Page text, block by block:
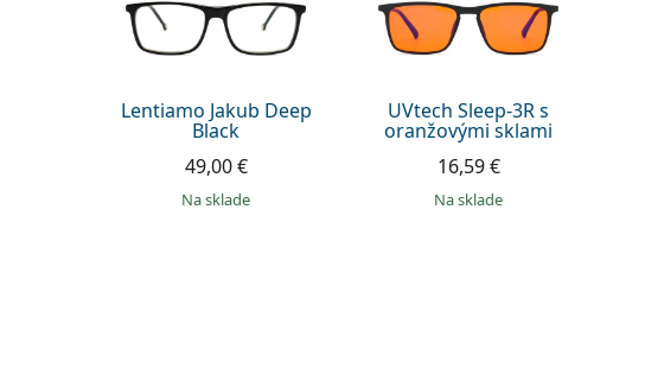
Lentiamo Jakub Deep
Black
49,00 €
na sklade
UVtech Sleep-3R s
oranžovými sklami
16,59 €
na sklade